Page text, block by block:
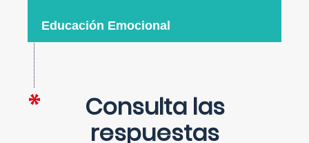
Educación Emocional
Consulta las
respuestas